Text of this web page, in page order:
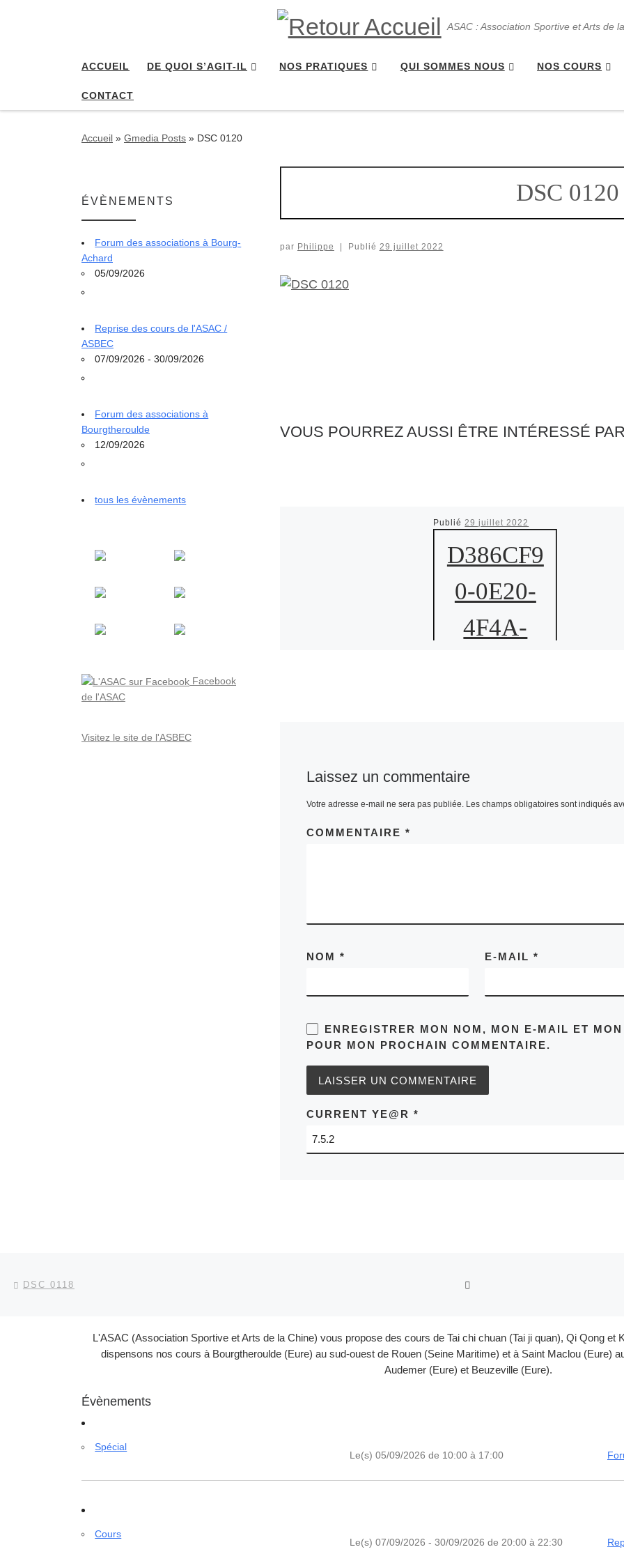
ASAC : Association Sportive et Arts de
ACCUEIL DE QUOI S’AGIT-IL NOS PRATIQUES QUI SOMMES NOUS NOS COURS
CONTACT
Accueil » Gmedia Posts » DSC 0120
DSC 0120
par Philippe Publié 29 juillet 2022
VOUS POURREZ AUSSI ÊTRE INTÉRESSÉ PAR
Publié29 juillet 2022
D386CF9
0-0E20-
4F4A-
Laissez un commentaire
Votre adresse e-mail ne sera pas publiée. Les champs obligatoires sont indiqués
COMMENTAIRE *
NOM * E-MAIL *
ENREGISTRER MON NOM, MON E-MAIL ET
POUR MON PROCHAIN COMMENTAIRE.
CURRENT YE@R *
ÉVÈNEMENTS
Forum des associations à Bourg-
Achard
05/09/2026
Reprise des cours de l'ASAC /
ASBEC
07/09/2026 - 30/09/2026
Forum des associations à
Bourgtheroulde
12/09/2026
tous les évènements
Facebook
de l'ASAC
Visitez le site de l'ASBEC
Parcourir les articles
DSC 0118
L'ASAC (Association Sportive et Arts de la Chine) vous propose des cours de Tai chi chuan (Tai ji quan), Qi Qong et
dispensons nos cours à Bourgtheroulde (Eure) au sud-ouest de Rouen (Seine Maritime) et à Saint Maclou (Eure)
Audemer (Eure) et Beuzeville (Eure).
Évènements
Spécial
Le(s) 05/09/2026 de 10:00 à 17:00
Cours
Le(s) 07/09/2026 - 30/09/2026 de 20:00 à 22:30